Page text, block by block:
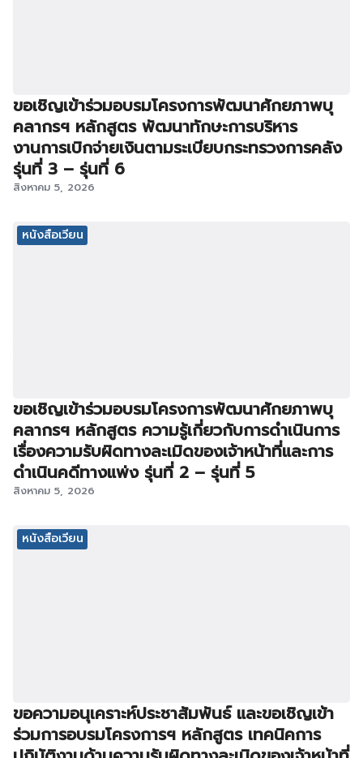
ขอเชิญเข้าร่วมอบรมโครงการพัฒนาศักยภาพบุ
คลากรฯ หลักสูตร พัฒนาทักษะการบริหาร
งานการเบิกจ่ายเงินตามระเบียบกระทรวงการคลัง
รุ่นที่ 3 – รุ่นที่ 6
สิงหาคม 5, 2026
หนังสือเวียน
ขอเชิญเข้าร่วมอบรมโครงการพัฒนาศักยภาพบุ
คลากรฯ หลักสูตร ความรู้เกี่ยวกับการดำเนินการ
เรื่องความรับผิดทางละเมิดของเจ้าหน้าที่และการ
ดำเนินคดีทางแพ่ง รุ่นที่ 2 – รุ่นที่ 5
สิงหาคม 5, 2026
หนังสือเวียน
ขอความอนุเคราะห์ประชาสัมพันธ์ และขอเชิญเข้า
ร่วมการอบรมโครงการฯ หลักสูตร เทคนิคการ